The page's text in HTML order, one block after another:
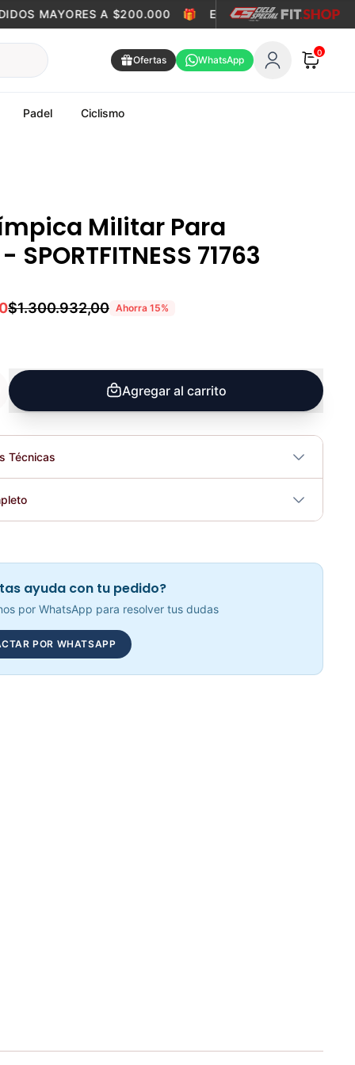
MAYORES A $200.000 🎁 ENVÍO GRATIS EN
Ofertas WhatsApp
0
Padel Ciclismo
Militar Para
71763
$1.300.932,00 Ahorra15%
Agregar al carrito
Técnicas
No
Barra Olímpica Militar Para Mujer - SPORTFITNESS 71764
COP 992,641
Elegir opciones
ayuda con tu pedido?
por WhatsApp para resolver tus dudas
POR WHATSAPP